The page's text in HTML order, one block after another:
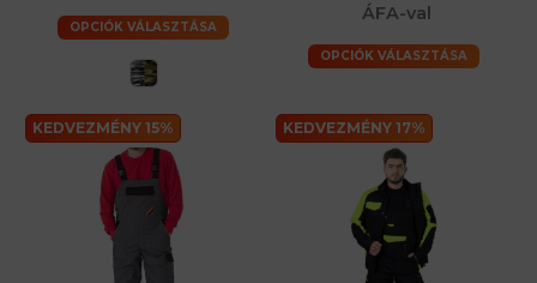
OPCIÓK VÁLASZTÁSA
ÁFA-val
OPCIÓK VÁLASZTÁSA
KEDVEZMÉNY 15% KEDVEZMÉNY 17%